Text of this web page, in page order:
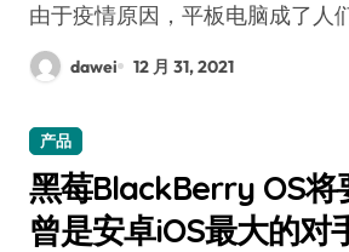
由于疫情原因，平板电脑成了
dawei 12 月 31, 2021
产品
黑莓BlackBerry OS将
曾是安卓iOS最大的对